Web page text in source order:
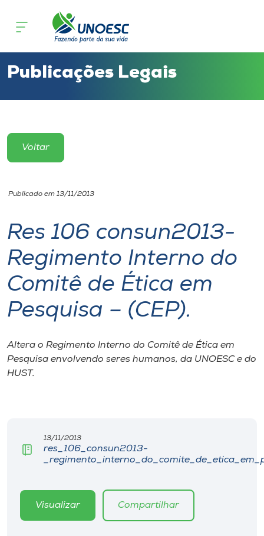
Cursos
Atendimento ao Estudante
Portal de Ensino
Unoesc
Internacionalização
I.nova
Diplomados
Cultura
Editora
Rádio
Publicações Legais
Voltar
Publicado em 13/11/2013
Res 106 consun2013-
Regimento Interno do
Comitê de Ética em
Pesquisa – (CEP).
Altera o Regimento Interno do Comitê de Ética em
Pesquisa envolvendo seres humanos, da UNOESC e do
HUST.
13/11/2013
res_106_consun2013-
Visualizar Compartilhar